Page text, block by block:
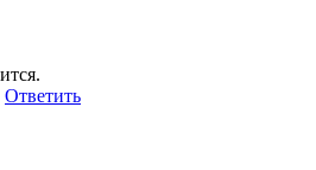
Ответить